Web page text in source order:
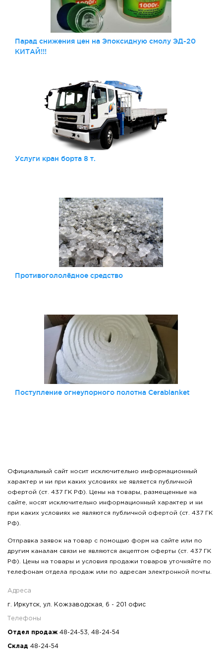
Парад снижения цен на Эпоксидную смолу ЭД-20
КИТАЙ!!!
Услуги кран борта 8 т.
Противогололёдное средство
Поступление огнеупорного полотна Cerablanket
Официальный сайт носит исключительно информационный
характер и ни при каких условиях не является публичной
офертой (ст. 437 ГК РФ). Цены на товары, размещенные на
сайте, носят исключительно информационный характер и ни
при каких условиях не являются публичной офертой (ст. 437 ГК
РФ).
Отправка заявок на товар с помощью форм на сайте или по
другим каналам связи не являются акцептом оферты (ст. 437 ГК
РФ). Цены на товары и условия продажи товаров уточняйте по
телефонам отдела продаж или по адресам электронной почты.
Адреса
г. Иркутск, ул. Кожзаводская, 6 - 201 офис
Телефоны
Отдел продаж 48-24-53, 48-24-54
Склад 48-24-54